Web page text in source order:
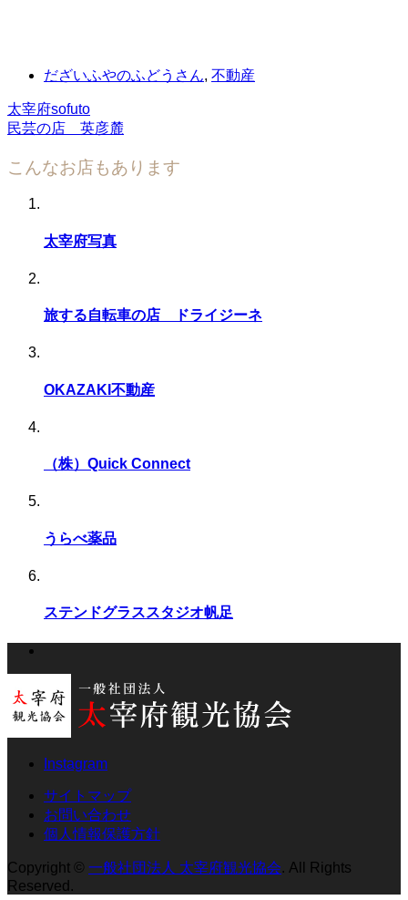
だざいふやのふどうさん, 不動産
太宰府sofuto
民芸の店 英彦麓
こんなお店もあります
太宰府写真
旅する自転車の店 ドライジーネ
OKAZAKI不動産
（株）Quick Connect
うらべ薬品
ステンドグラススタジオ帆足
Instagram
サイトマップ
お問い合わせ
個人情報保護方針
Copyright © 一般社団法人 太宰府観光協会. All Rights
Reserved.